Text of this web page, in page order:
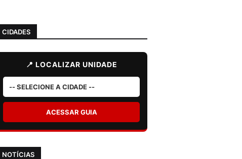
CIDADES
📍 LOCALIZAR UNIDADE
ACESSAR GUIA
NOTÍCIAS